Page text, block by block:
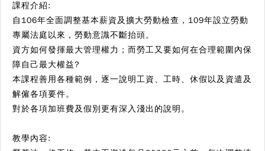
課程介紹:
自106年全面調整基本薪資及擴大勞動檢查，109年設立勞動
專屬法庭以來，勞動意識不斷抬頭。
資方如何發揮最大管理權力；而勞工又要如何在合理範圍內保
障自己最大權益?
本課程善用各種範例，逐一說明工資、工時、休假以及資遣及
解僱各項要件。
對於各項加班費及假別更有深入淺出的說明。
教學內容: